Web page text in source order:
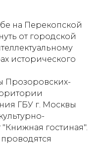
на Перекопской
от городской
исторического
Прозоровских-
ГБУ г. Москвы
гостиная".